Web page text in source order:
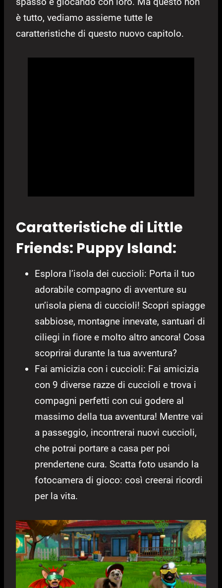
è tutto, vediamo assieme tutte le
caratteristiche di questo nuovo capitolo.
Caratteristiche di Little
Friends: Puppy Island:
Esplora l’isola dei cuccioli: Porta il tuo
adorabile compagno di avventure su
un’isola piena di cuccioli! Scopri spiagge
sabbiose, montagne innevate, santuari di
ciliegi in fiore e molto altro ancora! Cosa
scoprirai durante la tua avventura?
Fai amicizia con i cuccioli: Fai amicizia
con 9 diverse razze di cuccioli e trova i
compagni perfetti con cui godere al
massimo della tua avventura! Mentre vai
a passeggio, incontrerai nuovi cuccioli,
che potrai portare a casa per poi
prendertene cura. Scatta foto usando la
fotocamera di gioco: così creerai ricordi
per la vita.